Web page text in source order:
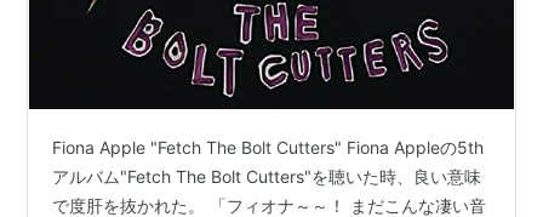
Fiona Apple "Fetch The Bolt Cutters" Fiona Appleの5th
アルバム"Fetch The Bolt Cutters"を聴いた時、良い意味
で度肝を抜かれた。 「フィオナ～～！ まだこんな凄い音